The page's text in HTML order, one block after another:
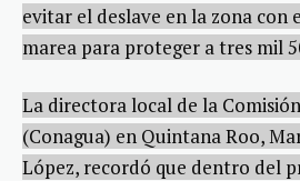
evitar el deslave en la zona con
marea para proteger a tres mil
La directora local de la
(Conagua) en Quintana Roo,
López, recordó que dentro del